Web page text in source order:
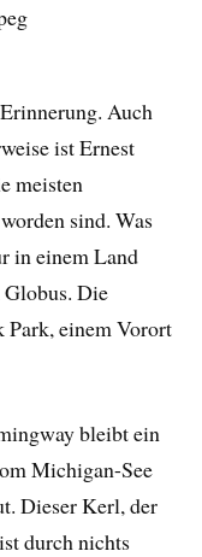
Auch
ist Ernest
meisten
sind. Was
in einem Land
Globus. Die
Park, einem Vorort
bleibt ein
Michigan-See
Dieser Kerl, der
durch nichts